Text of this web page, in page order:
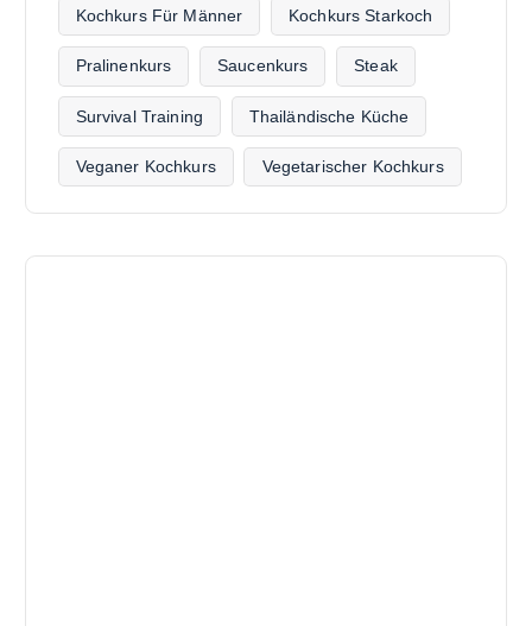
Kochkurs Für Männer Kochkurs Starkoch
Pralinenkurs Saucenkurs Steak
Survival Training Thailändische Küche
Veganer Kochkurs Vegetarischer Kochkurs